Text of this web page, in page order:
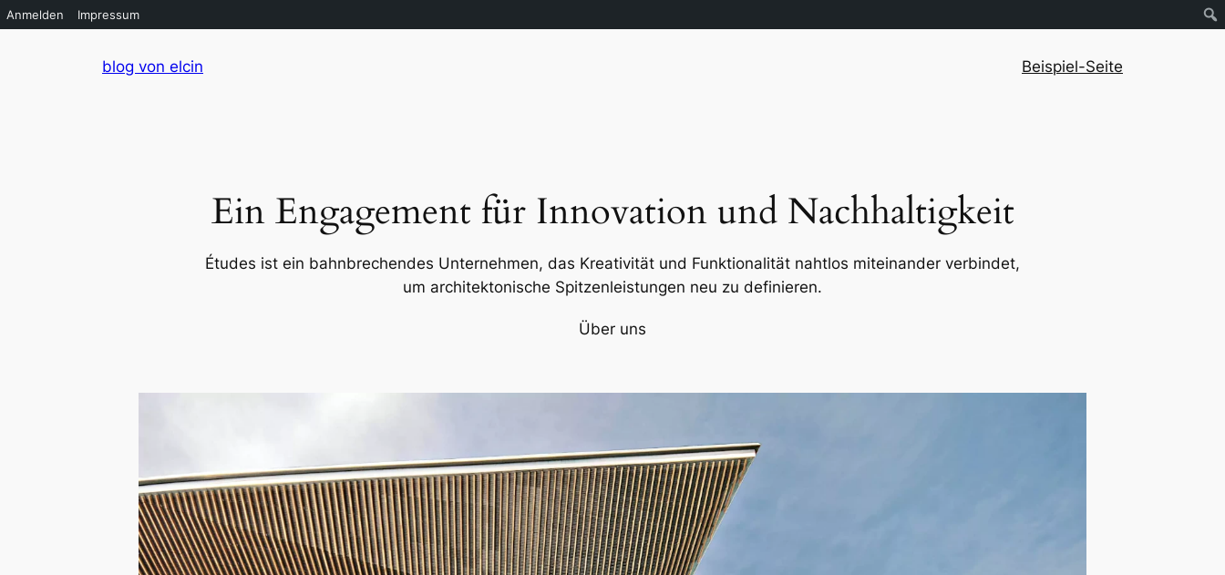
Anmelden Impressum
blog von elcin Beispiel-Seite
Ein Engagement für Innovation und Nachhaltigkeit
Études ist ein bahnbrechendes Unternehmen, das Kreativität und Funktionalität nahtlos miteinander verbindet,
um architektonische Spitzenleistungen neu zu definieren.
Über uns